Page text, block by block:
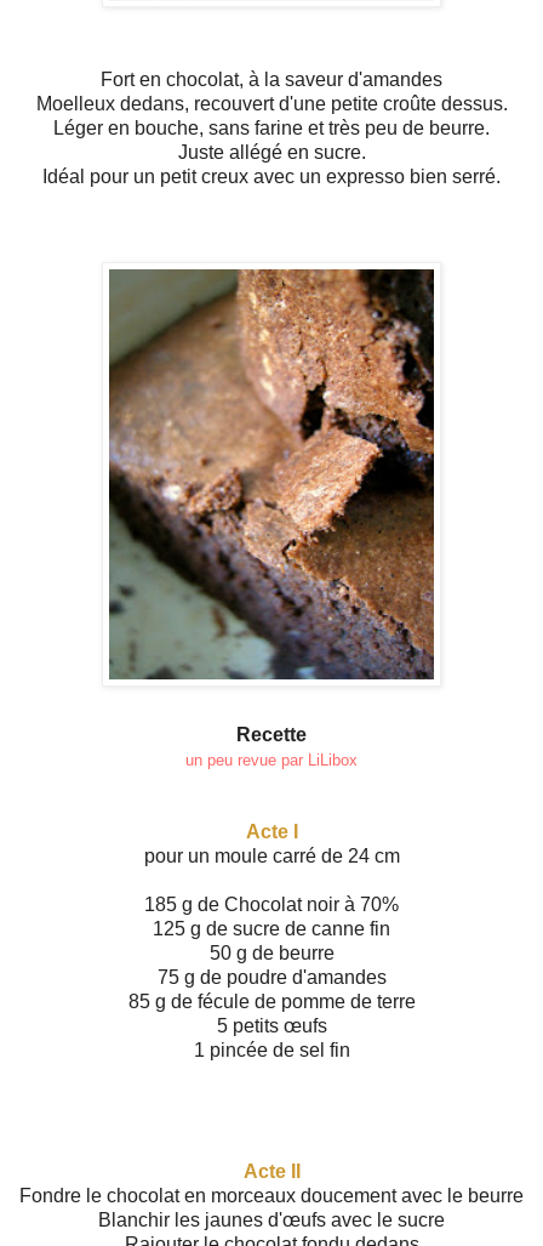
Fort en chocolat, à la saveur d'amandes
Moelleux dedans, recouvert d'une petite croûte dessus.
Léger en bouche, sans farine et très peu de beurre.
Juste allégé en sucre.
Idéal pour un petit creux avec un expresso bien serré.
Recette
un peu revue par LiLibox
Acte I
pour un moule carré de 24 cm
185 g de Chocolat noir à 70%
125 g de sucre de canne fin
50 g de beurre
75 g de poudre d'amandes
85 g de fécule de pomme de terre
5 petits œufs
1 pincée de sel fin
Acte II
Fondre le chocolat en morceaux doucement avec le beurre
Blanchir les jaunes d'œufs avec le sucre